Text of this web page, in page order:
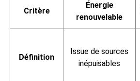
Critère
Énergie
renouvelable
Définition
Issue de sources
inépuisables